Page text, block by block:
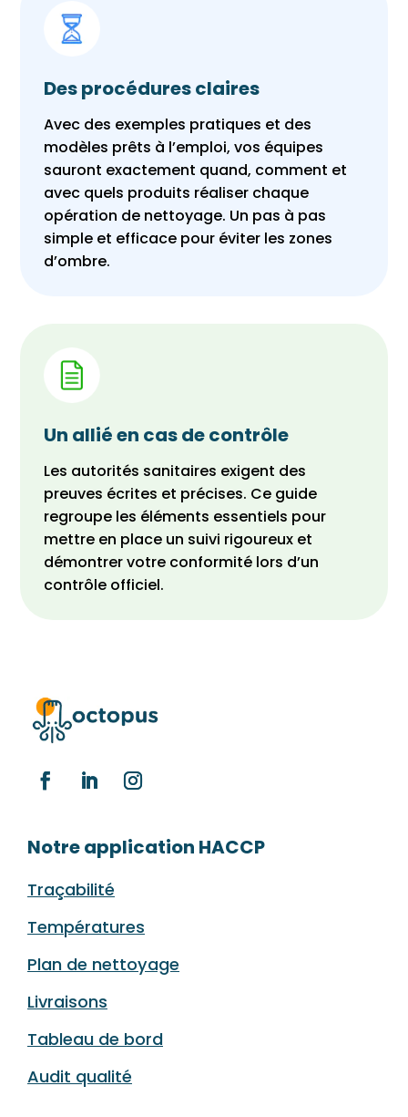
Des procédures claires
Avec des exemples pratiques et des
modèles prêts à l’emploi, vos équipes
sauront exactement quand, comment et
avec quels produits réaliser chaque
opération de nettoyage. Un pas à pas
simple et efficace pour éviter les zones
d’ombre.
Un allié en cas de contrôle
Les autorités sanitaires exigent des
preuves écrites et précises. Ce guide
regroupe les éléments essentiels pour
mettre en place un suivi rigoureux et
démontrer votre conformité lors d’un
contrôle officiel.
Notre application HACCP
Traçabilité
Températures
Plan de nettoyage
Livraisons
Tableau de bord
Audit qualité